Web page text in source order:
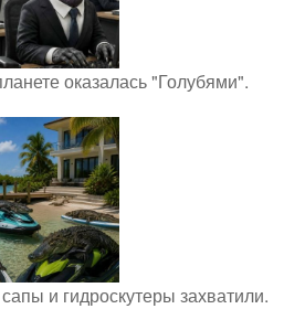
оказалась "Голубями".
и гидроскутеры захватили.